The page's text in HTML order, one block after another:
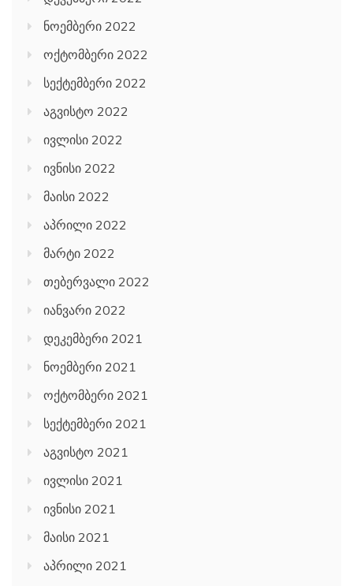
ნოემბერი 2022
ოქტომბერი 2022
სექტემბერი 2022
აგვისტო 2022
ივლისი 2022
ივნისი 2022
მაისი 2022
აპრილი 2022
მარტი 2022
თებერვალი 2022
იანვარი 2022
დეკემბერი 2021
ნოემბერი 2021
ოქტომბერი 2021
სექტემბერი 2021
აგვისტო 2021
ივლისი 2021
ივნისი 2021
მაისი 2021
აპრილი 2021